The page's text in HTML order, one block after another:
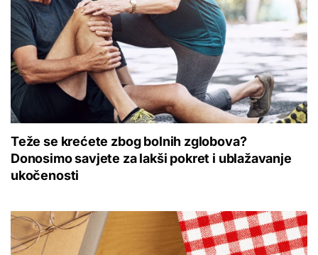
Teže se krećete zbog bolnih zglobova?
Donosimo savjete za lakši pokret i ublažavanje
ukočenosti